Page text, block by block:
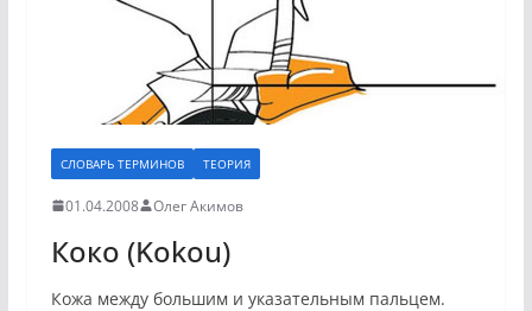
СЛОВАРЬ ТЕРМИНОВ ТЕОРИЯ
01.04.2008 Олег Акимов
Коко (Kokou)
Кожа между большим и указательным пальцем.